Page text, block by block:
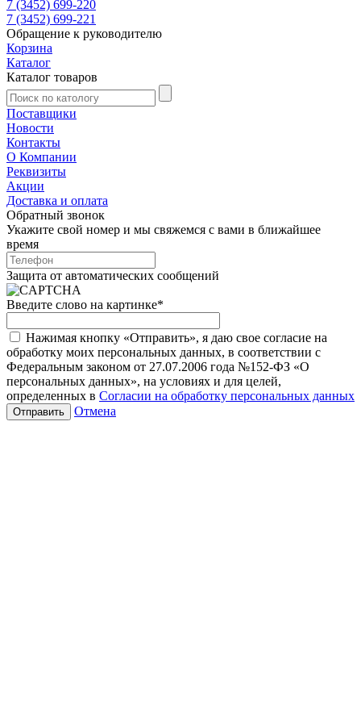
7 (3452) 699-220
7 (3452) 699-221
Обращение к руководителю
Корзина
Каталог
Каталог товаров
Поставщики
Новости
Контакты
О Компании
Реквизиты
Акции
Доставка и оплата
Обратный звонок
Укажите свой номер и мы свяжемся с вами в ближайшее
время
Защита от автоматических сообщений
Введите слово на картинке*
Нажимая кнопку «Отправить», я даю свое согласие на
обработку моих персональных данных, в соответствии с
Федеральным законом от 27.07.2006 года №152-ФЗ «О
персональных данных», на условиях и для целей,
определенных в Согласии на обработку персональных данных
Отмена